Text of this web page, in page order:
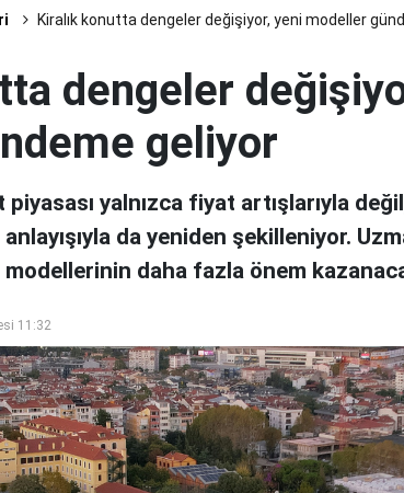
Kiralık konutta dengeler değişiyor, yeni modeller
dengeler
geliyor
yalnızca fiyat artışlarıyla
anlayışıyla da yeniden şekilleniyor.
daha fazla önem
11:32